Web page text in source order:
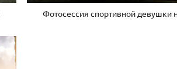
Фотосессия спортивной девушки